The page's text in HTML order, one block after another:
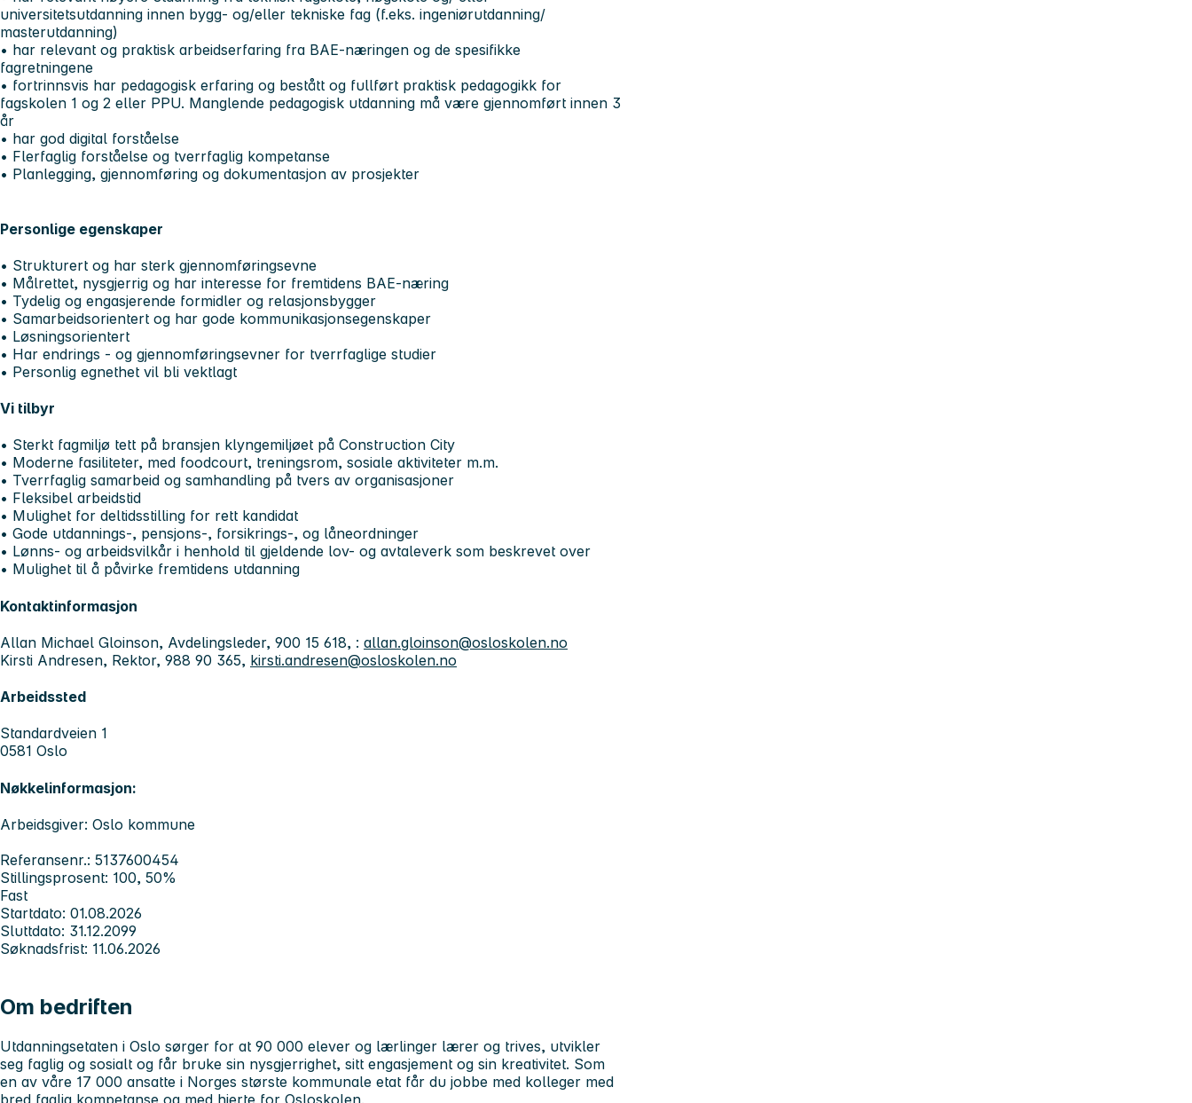
universitetsutdanning innen bygg- og/eller tekniske fag (f.eks. ingeniørutdanning/
masterutdanning)
• har relevant og praktisk arbeidserfaring fra BAE-næringen og de spesifikke
fagretningene
• fortrinnsvis har pedagogisk erfaring og bestått og fullført praktisk pedagogikk for
fagskolen 1 og 2 eller PPU. Manglende pedagogisk utdanning må være gjennomført innen 3
år
• har god digital forståelse
• Flerfaglig forståelse og tverrfaglig kompetanse
• Planlegging, gjennomføring og dokumentasjon av prosjekter
Personlige egenskaper
• Strukturert og har sterk gjennomføringsevne
• Målrettet, nysgjerrig og har interesse for fremtidens BAE-næring
• Tydelig og engasjerende formidler og relasjonsbygger
• Samarbeidsorientert og har gode kommunikasjonsegenskaper
• Løsningsorientert
• Har endrings - og gjennomføringsevner for tverrfaglige studier
• Personlig egnethet vil bli vektlagt
Vi tilbyr
• Sterkt fagmiljø tett på bransjen klyngemiljøet på Construction City
• Moderne fasiliteter, med foodcourt, treningsrom, sosiale aktiviteter m.m.
• Tverrfaglig samarbeid og samhandling på tvers av organisasjoner
• Fleksibel arbeidstid
• Mulighet for deltidsstilling for rett kandidat
• Gode utdannings-, pensjons-, forsikrings-, og låneordninger
• Lønns- og arbeidsvilkår i henhold til gjeldende lov- og avtaleverk som beskrevet over
• Mulighet til å påvirke fremtidens utdanning
Kontaktinformasjon
Allan Michael Gloinson, Avdelingsleder, 900 15 618, : allan.gloinson@osloskolen.no
Kirsti Andresen, Rektor, 988 90 365, kirsti.andresen@osloskolen.no
Arbeidssted
Standardveien 1
0581 Oslo
Nøkkelinformasjon:
Arbeidsgiver: Oslo kommune
Referansenr.: 5137600454
Stillingsprosent: 100, 50%
Fast
Startdato: 01.08.2026
Sluttdato: 31.12.2099
Søknadsfrist: 11.06.2026
Om bedriften
Utdanningsetaten i Oslo sørger for at 90 000 elever og lærlinger lærer og trives, utvikler
seg faglig og sosialt og får bruke sin nysgjerrighet, sitt engasjement og sin kreativitet. Som
en av våre 17 000 ansatte i Norges største kommunale etat får du jobbe med kolleger med
bred faglig kompetanse og med hjerte for Osloskolen.